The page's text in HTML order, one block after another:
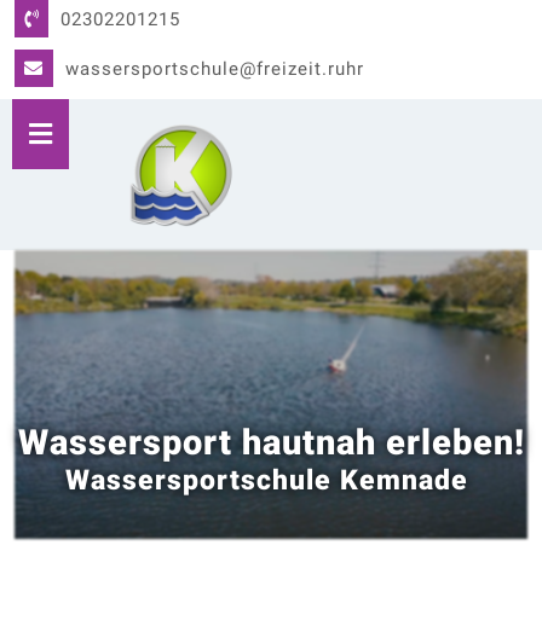
02302201215
wassersportschule@freizeit.ruhr
Wassersport hautnah erleben!
Wassersportschule Kemnade